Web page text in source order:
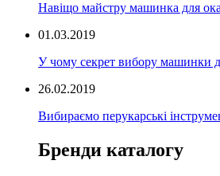
Навіщо майстру машинка для
01.03.2019
У чому секрет вибору машинки
26.02.2019
Вибираємо перукарські
Бренди каталогу